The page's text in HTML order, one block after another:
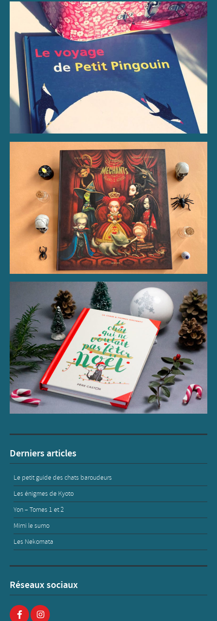
Derniers articles
Le petit guide des chats baroudeurs
Les énigmes de Kyoto
Yon – Tomes 1 et 2
Mimi le sumo
Les Nekomata
Réseaux sociaux